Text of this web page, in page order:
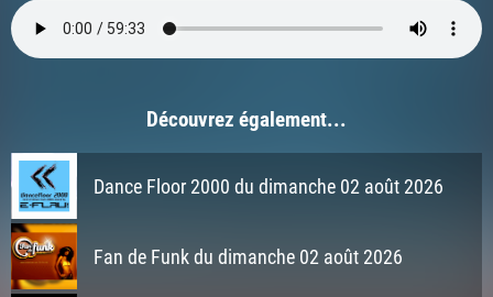
Découvrez également...
Dance Floor 2000 du dimanche 02 août 2026
Fan de Funk du dimanche 02 août 2026